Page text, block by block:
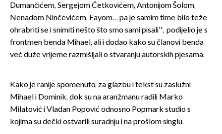
Dumančićem, Sergejom Ćetkovićem, Antonijom Šolom,
Nenadom Ninčevićem, Fayom… pa je samim time bilo teže
ohrabriti se i snimiti nešto što smo sami pisali'', podijelio je s
frontmen benda Mihael, ali i dodao kako su članovi benda
već duže vrijeme razmišljali o stvaranju autorskih pjesama.
Kako je ranije spomenuto, za glazbu i tekst su zaslužni
Mihael i Dominik, dok su na aranžmanu radili Marko
Milatović i Vladan Popović odnosno Popmark studio s
kojima su dečki ostvarili suradnju i na prošlom singlu.